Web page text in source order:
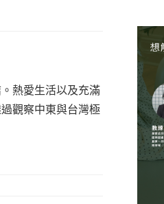
熱愛生活以及充滿
觀察中東與台灣極